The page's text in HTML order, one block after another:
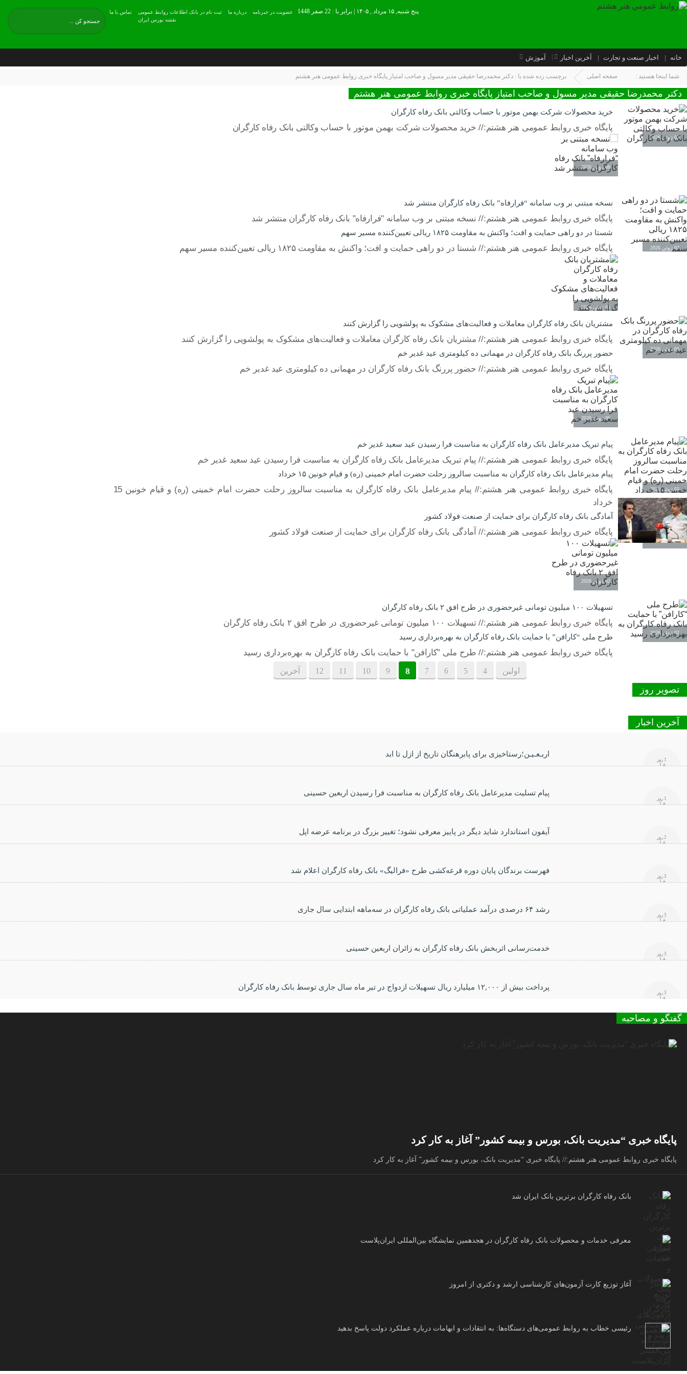
تماس با ما
ثبت نام در بانک اطلاعات روابط عمومی
نقشه بورس ایران
درباره ما عضويت در خبرنامه پنج شنبه, ۱۵ مرداد , ۱۴۰۵ | برابر با : 22 صفر 1448
خانه اخبار صنعت و تجارت آخرین اخبار آموزش
شما اینجا هستید : صفحه اصلی برچسب زده شده با : دکتر محمدرضا حقیقی مدیر مسول و صاحب امتیاز پایگاه خبری روابط عمومی هنر هشتم
دکتر محمدرضا حقیقی مدیر مسول و صاحب امتیاز پایگاه خبری روابط عمومی هنر هشتم
08 ژوئن 2026
خرید محصولات شرکت بهمن موتور با حساب وکالتی بانک رفاه کارگران
پایگاه خبری روابط عمومی هنر هشتم:// خرید محصولات شرکت بهمن موتور با حساب وکالتی بانک رفاه کارگران
08 ژوئن 2026
نسخه مبتنی بر وب سامانه “فرارفاه” بانک رفاه کارگران منتشر شد
پایگاه خبری روابط عمومی هنر هشتم:// نسخه مبتنی بر وب سامانه "فرارفاه" بانک رفاه کارگران منتشر شد
07 ژوئن 2026
شستا در دو راهی حمایت و افت؛ واکنش به مقاومت ۱۸۲۵ ریالی تعیین‌کننده مسیر سهم
پایگاه خبری روابط عمومی هنر هشتم:// شستا در دو راهی حمایت و افت؛ واکنش به مقاومت ۱۸۲۵ ریالی تعیین‌کننده مسیر سهم
06 ژوئن 2026
مشتریان بانک رفاه کارگران معاملات و فعالیت‌های مشکوک به پولشویی را گزارش کنند
پایگاه خبری روابط عمومی هنر هشتم:// مشتریان بانک رفاه کارگران معاملات و فعالیت‌های مشکوک به پولشویی را گزارش کنند
06 ژوئن 2026
حضور پررنگ بانک رفاه کارگران در مهمانی ده کیلومتری عید غدیر خم
پایگاه خبری روابط عمومی هنر هشتم:// حضور پررنگ بانک رفاه کارگران در مهمانی ده کیلومتری عید غدیر خم
06 ژوئن 2026
پیام تبریک مدیرعامل بانک رفاه کارگران به مناسبت فرا رسیدن عید سعید غدیر خم
پایگاه خبری روابط عمومی هنر هشتم:// پیام تبریک مدیرعامل بانک رفاه کارگران به مناسبت فرا رسیدن عید سعید غدیر خم
06 ژوئن 2026
پیام مدیرعامل بانک رفاه کارگران به مناسبت سالروز رحلت حضرت امام خمینی (ره) و قیام خونین ۱۵ خرداد
پایگاه خبری روابط عمومی هنر هشتم:// پیام مدیرعامل بانک رفاه کارگران به مناسبت سالروز رحلت حضرت امام خمینی (ره) و قیام خونین 15
خرداد
03 ژوئن 2026
آمادگی بانک رفاه کارگران برای حمایت از صنعت فولاد کشور
پایگاه خبری روابط عمومی هنر هشتم:// آمادگی بانک رفاه کارگران برای حمایت از صنعت فولاد کشور
02 ژوئن 2026
تسهیلات ۱۰۰ میلیون تومانی غیرحضوری در طرح افق ۲ بانک رفاه کارگران
پایگاه خبری روابط عمومی هنر هشتم:// تسهیلات ۱۰۰ میلیون تومانی غیرحضوری در طرح افق ۲ بانک رفاه کارگران
02 ژوئن 2026
طرح ملی “کارافن” با حمایت بانک رفاه کارگران به بهره‌برداری رسید
پایگاه خبری روابط عمومی هنر هشتم:// طرح ملی "کارافن" با حمایت بانک رفاه کارگران به بهره‌برداری رسید
اولین 4
5
6
7
8
9
10
11
12 آخرین
تصویر روز
آخرین اخبار
اربـعـیـن؛رستاخیزی برای پابرهنگان تاریخ از ازل تا ابد
1 روز
قبل
پیام تسلیت مدیرعامل بانک رفاه کارگران به مناسبت فرا رسیدن اربعین حسینی
1 روز
قبل
آیفون استاندارد شاید دیگر در پاییز معرفی نشود؛ تغییر بزرگ در برنامه عرضه اپل
2 روز
قبل
فهرست برندگان پایان دوره قرعه‌کشی طرح «فرالیگ» بانک رفاه کارگران اعلام شد
3 روز
قبل
رشد ۶۴ درصدی درآمد عملیاتی بانک رفاه کارگران در سه‌ماهه ابتدایی سال جاری
3 روز
قبل
خدمت‌رسانی اثربخش بانک رفاه کارگران به زائران اربعین حسینی
3 روز
قبل
پرداخت بیش از ۱۲,۰۰۰ میلیارد ریال تسهیلات ازدواج در تیر ماه سال جاری توسط بانک رفاه کارگران
3 روز
قبل
گفتگو و مصاحبه
پایگاه خبری “مدیریت بانک، بورس و بیمه کشور” آغاز به کار کرد
پایگاه خبری روابط عمومی هنر هشتم:// پایگاه خبری “مدیریت بانک، بورس و بیمه کشور” آغاز به کار کرد
بانک رفاه کارگران برترین بانک ایران شد
معرفی خدمات و محصولات بانک رفاه کارگران در هجدهمین نمایشگاه بین‌المللی ایران‌پلاست
آغاز توزیع کارت آزمون‌های کارشناسی ارشد و دکتری از امروز
رئیسی خطاب به روابط عمومی‌های دستگاه‌ها: به انتقادات و ابهامات درباره عملکرد دولت پاسخ بدهید